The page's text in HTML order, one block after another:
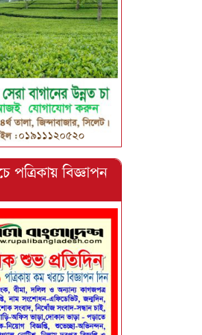
পত্রিকায় বিজ্ঞাপন